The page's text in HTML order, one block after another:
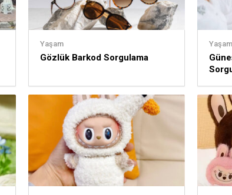
Yaşam
Gözlük Barkod Sorgulama
Yaşam